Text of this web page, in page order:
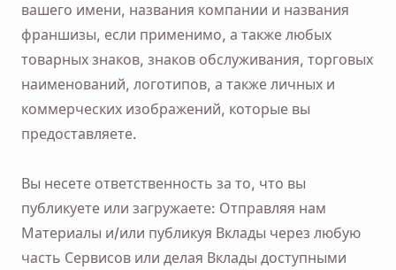
вашего имени, названия компании и названия
франшизы, если применимо, а также любых
товарных знаков, знаков обслуживания, торговых
наименований, логотипов, а также личных и
коммерческих изображений, которые вы
предоставляете.
Вы несете ответственность за то, что вы
публикуете или загружаете: Отправляя нам
Материалы и/или публикуя Вклады через любую
часть Сервисов или делая Вклады доступными
Напомни мне 🔔
Отправьте себе напоминание о загрузке
Windows.
Name